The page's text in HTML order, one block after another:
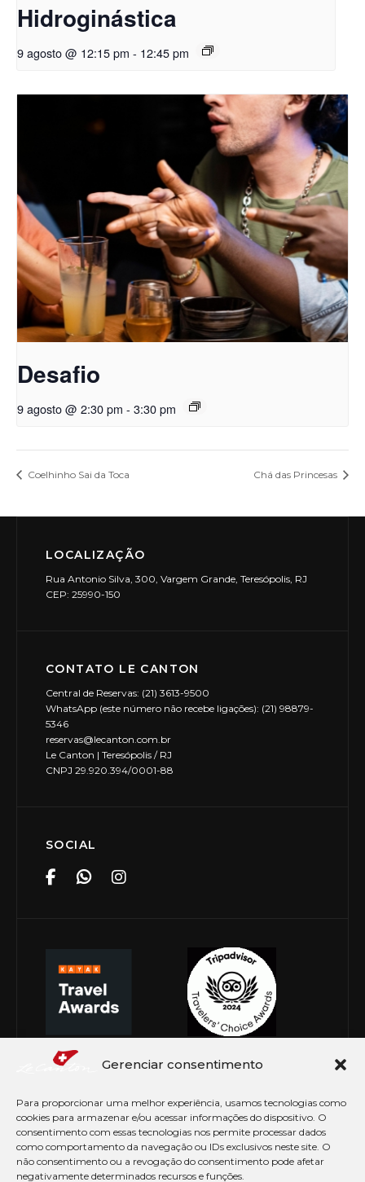
Gerenciar consentimento
Para proporcionar uma melhor experiência, usamos tecnologias como
cookies para armazenar e/ou acessar informações do dispositivo. O
consentimento com essas tecnologias nos permite processar dados
como comportamento da navegação ou IDs exclusivos neste site. O
não consentimento ou a revogação do consentimento pode afetar
negativamente determinados recursos e funções.
Hidroginástica
9 agosto @ 12:15 pm - 12:45 pm
Desafio
9 agosto @ 2:30 pm - 3:30 pm
Coelhinho Sai da Toca Chá das Princesas
LOCALIZAÇÃO
Rua Antonio Silva, 300, Vargem Grande, Teresópolis, RJ
CEP: 25990-150
CONTATO LE CANTON
Central de Reservas: (21) 3613-9500
WhatsApp (este número não recebe ligações): (21) 98879-
5346
reservas@lecanton.com.br
Le Canton | Teresópolis / RJ
CNPJ 29.920.394/0001-88
SOCIAL
© Copyright 2026 Le Canton. Todos os direitos